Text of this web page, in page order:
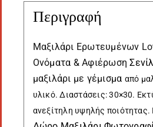
Περιγραφή
Μαξιλάρι Ερωτευμένων
Ονόματα & ΑφιέρωσηΣενίλ
μαξιλάρι με γέμισμα από
υλικό. Διαστάσεις: 30×30.
ανεξίτηλη υψηλής